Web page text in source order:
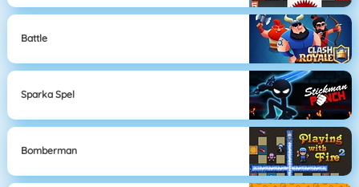
Battle
Sparka Spel
Bomberman